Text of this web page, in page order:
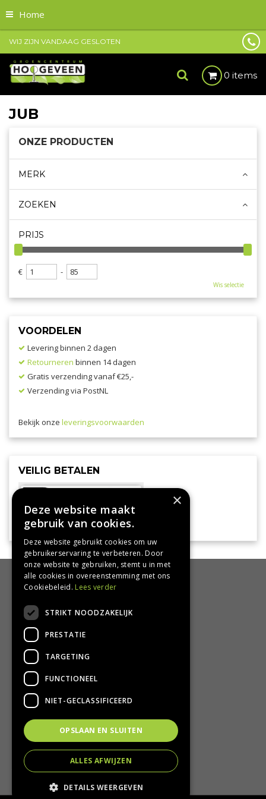
Home
WIJ ZIJN VANDAAG GESLOTEN
0 items
JUB
ONZE PRODUCTEN
MERK
ZOEKEN
PRIJS
€ -
Wis selectie
VOORDELEN
Levering binnen 2 dagen
Retourneren binnen 14 dagen
Gratis verzending vanaf €25,-
Verzending via PostNL
Bekijk onze leveringsvoorwaarden
VEILIG BETALEN
HANDIG
Bezorgen en afhalen
Retourbeleid
Algemene voorwaarden
Privacy Policy
Privacy statement
CONTACT
Groencentrum Hoogeveen
Nijstad 11
7909 HS Hoogeveen
0528-251380
info@groencentrumhoogeveen.nl
×
Deze website maakt
gebruik van cookies.
Deze website gebruikt cookies om uw
gebruikerservaring te verbeteren. Door
onze website te gebruiken, stemt u in met
alle cookies in overeenstemming met ons
Cookiebeleid. Lees verder
STRIKT NOODZAKELIJK
PRESTATIE
TARGETING
FUNCTIONEEL
NIET-GECLASSIFICEERD
OPSLAAN EN SLUITEN
ALLES AFWIJZEN
DETAILS WEERGEVEN